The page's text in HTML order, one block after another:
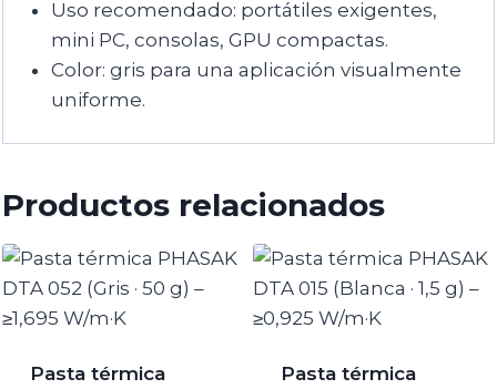
Uso recomendado: portátiles exigentes,
mini PC, consolas, GPU compactas.
Color: gris para una aplicación visualmente
uniforme.
Productos relacionados
Pasta térmica
Pasta térmica